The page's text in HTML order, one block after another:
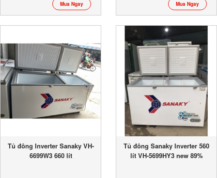
Mua Ngay Mua Ngay
Tủ đông Inverter Sanaky VH-
6699W3 660 lít
Tủ đông Sanaky Inverter 560
lít VH-5699HY3 new 89%